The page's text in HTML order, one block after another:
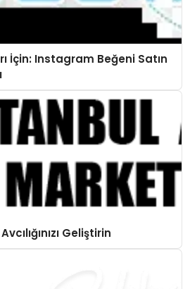
İçin: Instagram Beğeni Satın
Geliştirin